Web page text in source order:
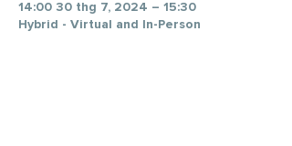
14:00 30 thg 7, 2024 – 15:30
Hybrid - Virtual and In-Person